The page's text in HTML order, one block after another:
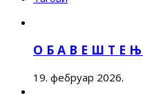
О Б А В Е Ш Т Е Њ
19. фебруар 2026.